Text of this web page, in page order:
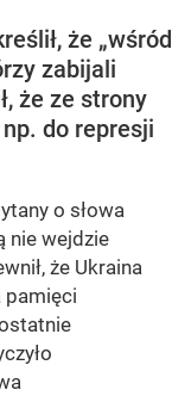
że „wśród
zabijali
że ze strony
do represji
o słowa
nie wejdzie
że Ukraina
pamięci